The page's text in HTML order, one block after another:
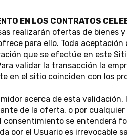
EN LOS CONTRATOS
realizarán ofertas de
para ello. Toda
que se efectúe en este
validar la transacción la
en el sitio coinciden con los
acerca de esta
de la oferta, o por
se entenderá
por el Usuario es irrevocable